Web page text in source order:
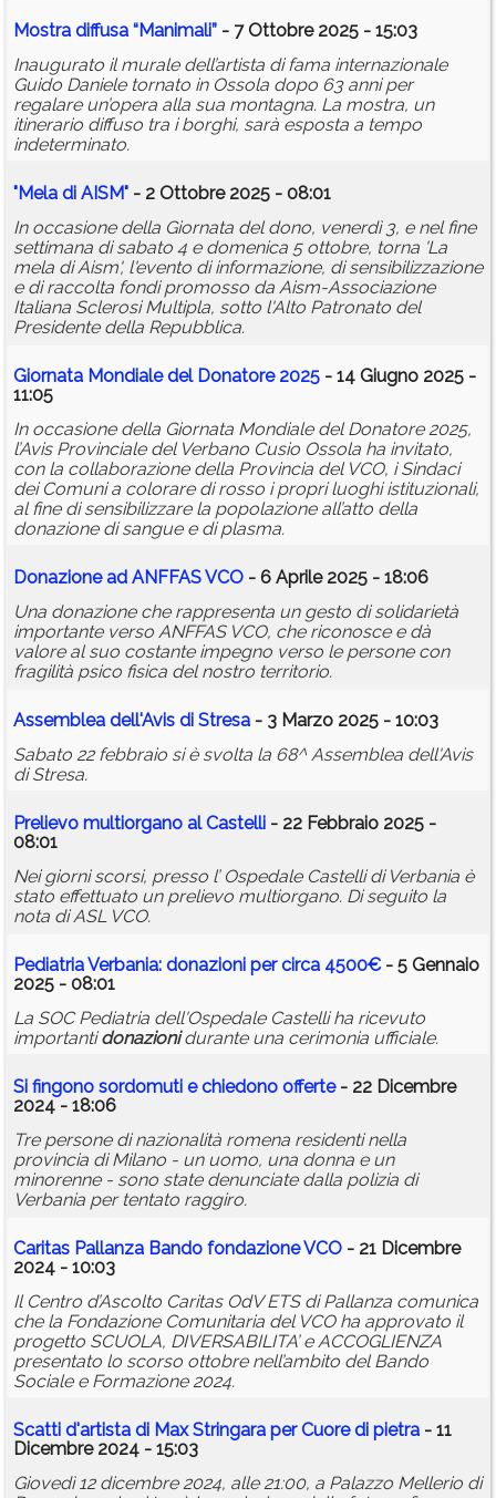
Mostra diffusa “Manimali” - 7 Ottobre 2025 - 15:03
Inaugurato il murale dell’artista di fama internazionale
Guido Daniele tornato in Ossola dopo 63 anni per
regalare un’opera alla sua montagna. La mostra, un
itinerario diffuso tra i borghi, sarà esposta a tempo
indeterminato.
"Mela di AISM" - 2 Ottobre 2025 - 08:01
In occasione della Giornata del dono, venerdì 3, e nel fine
settimana di sabato 4 e domenica 5 ottobre, torna 'La
mela di Aism', l'evento di informazione, di sensibilizzazione
e di raccolta fondi promosso da Aism-Associazione
Italiana Sclerosi Multipla, sotto l'Alto Patronato del
Presidente della Repubblica.
Giornata Mondiale del Donatore 2025 - 14 Giugno 2025 -
11:05
In occasione della Giornata Mondiale del Donatore 2025,
l’Avis Provinciale del Verbano Cusio Ossola ha invitato,
con la collaborazione della Provincia del VCO, i Sindaci
dei Comuni a colorare di rosso i propri luoghi istituzionali,
al fine di sensibilizzare la popolazione all’atto della
donazione di sangue e di plasma.
Donazione ad ANFFAS VCO - 6 Aprile 2025 - 18:06
Una donazione che rappresenta un gesto di solidarietà
importante verso ANFFAS VCO, che riconosce e dà
valore al suo costante impegno verso le persone con
fragilità psico fisica del nostro territorio.
Assemblea dell'Avis di Stresa - 3 Marzo 2025 - 10:03
Sabato 22 febbraio si è svolta la 68^ Assemblea dell'Avis
di Stresa.
Prelievo multiorgano al Castelli - 22 Febbraio 2025 -
08:01
Nei giorni scorsi, presso l’ Ospedale Castelli di Verbania è
stato effettuato un prelievo multiorgano. Di seguito la
nota di ASL VCO.
Pediatria Verbania: donazioni per circa 4500€- 5 Gennaio
2025 - 08:01
La SOC Pediatria dell'Ospedale Castelli ha ricevuto
importantidonazionidurante una cerimonia ufficiale.
Si fingono sordomuti e chiedono offerte- 22 Dicembre
2024 - 18:06
Tre persone di nazionalità romena residenti nella
provincia di Milano - un uomo, una donna e un
minorenne - sono state denunciate dalla polizia di
Verbania per tentato raggiro.
Caritas Pallanza Bando fondazione VCO - 21 Dicembre
2024 - 10:03
Il Centro d’Ascolto Caritas OdV ETS di Pallanza comunica
che la Fondazione Comunitaria del VCO ha approvato il
progetto SCUOLA, DIVERSABILITA’ e ACCOGLIENZA
presentato lo scorso ottobre nell’ambito del Bando
Sociale e Formazione 2024.
Scatti d'artista di Max Stringara per Cuore di pietra - 11
Dicembre 2024 - 15:03
Giovedì 12 dicembre 2024, alle 21:00, a Palazzo Mellerio di